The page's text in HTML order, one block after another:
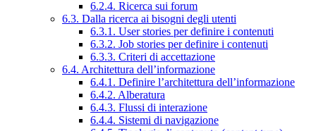
6.2.4. Ricerca sui forum
6.3. Dalla ricerca ai bisogni degli utenti
6.3.1. User stories per definire i contenuti
6.3.2. Job stories per definire i contenuti
6.3.3. Criteri di accettazione
6.4. Architettura dell’informazione
6.4.1. Definire l’architettura dell’informazione
6.4.2. Alberatura
6.4.3. Flussi di interazione
6.4.4. Sistemi di navigazione